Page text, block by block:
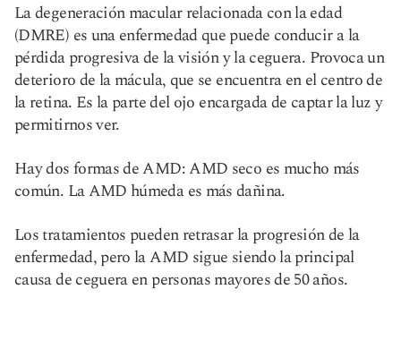
La degeneración macular relacionada con la edad
(DMRE) es una enfermedad que puede conducir a la
pérdida progresiva de la visión y la ceguera. Provoca un
deterioro de la mácula, que se encuentra en el centro de
la retina. Es la parte del ojo encargada de captar la luz y
permitirnos ver.
Hay dos formas de AMD: AMD seco es mucho más
común. La AMD húmeda es más dañina.
Los tratamientos pueden retrasar la progresión de la
enfermedad, pero la AMD sigue siendo la principal
causa de ceguera en personas mayores de 50 años.